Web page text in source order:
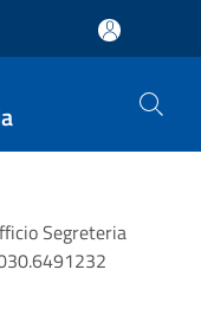
Segreteria